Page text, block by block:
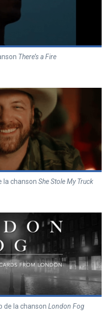
There’s a Fire
la chanson She Stole My Truck
de la chanson London Fog